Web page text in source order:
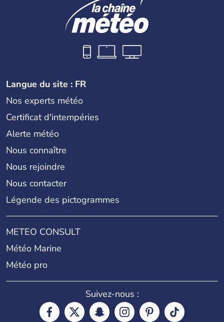
Langue du site : FR
Nos experts météo
Certificat d'intempéries
Alerte météo
Nous connaître
Nous rejoindre
Nous contacter
Légende des pictogrammes
METEO CONSULT
Météo Marine
Météo pro
Suivez-nous :